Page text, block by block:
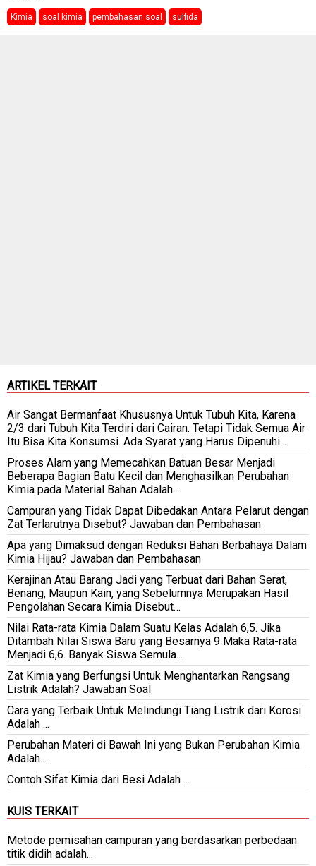
Kimia soal kimia pembahasan soal sulfida
ARTIKEL TERKAIT
Air Sangat Bermanfaat Khususnya Untuk Tubuh Kita, Karena
2/3 dari Tubuh Kita Terdiri dari Cairan. Tetapi Tidak Semua Air
Itu Bisa Kita Konsumsi. Ada Syarat yang Harus Dipenuhi...
Proses Alam yang Memecahkan Batuan Besar Menjadi
Beberapa Bagian Batu Kecil dan Menghasilkan Perubahan
Kimia pada Material Bahan Adalah...
Campuran yang Tidak Dapat Dibedakan Antara Pelarut dengan
Zat Terlarutnya Disebut? Jawaban dan Pembahasan
Apa yang Dimaksud dengan Reduksi Bahan Berbahaya Dalam
Kimia Hijau? Jawaban dan Pembahasan
Kerajinan Atau Barang Jadi yang Terbuat dari Bahan Serat,
Benang, Maupun Kain, yang Sebelumnya Merupakan Hasil
Pengolahan Secara Kimia Disebut…
Nilai Rata-rata Kimia Dalam Suatu Kelas Adalah 6,5. Jika
Ditambah Nilai Siswa Baru yang Besarnya 9 Maka Rata-rata
Menjadi 6,6. Banyak Siswa Semula...
Zat Kimia yang Berfungsi Untuk Menghantarkan Rangsang
Listrik Adalah? Jawaban Soal
Cara yang Terbaik Untuk Melindungi Tiang Listrik dari Korosi
Adalah ...
Perubahan Materi di Bawah Ini yang Bukan Perubahan Kimia
Adalah...
Contoh Sifat Kimia dari Besi Adalah ...
KUIS TERKAIT
Metode pemisahan campuran yang berdasarkan perbedaan
titik didih adalah...